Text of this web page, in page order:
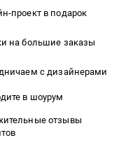
проект в подарок
на большие заказы
с дизайнерами
в шоурум
отзывы